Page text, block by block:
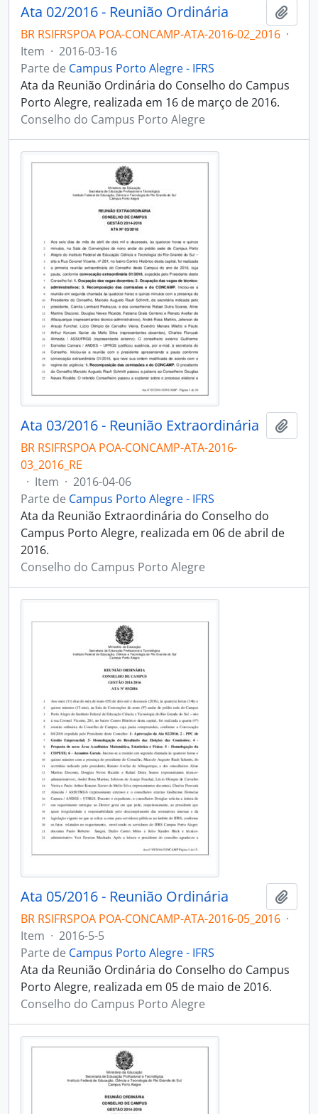
Ata 02/2016 - Reunião Ordinária
BR RSIFRSPOA POA-CONCAMP-ATA-2016-02_2016 ·
Item · 2016-03-16
Parte de Campus Porto Alegre - IFRS
Ata da Reunião Ordinária do Conselho do Campus
Porto Alegre, realizada em 16 de março de 2016.
Conselho do Campus Porto Alegre
Ata 03/2016 - Reunião Extraordinária
BR RSIFRSPOA POA-CONCAMP-ATA-2016-
03_2016_RE
· Item · 2016-04-06
Parte de Campus Porto Alegre - IFRS
Ata da Reunião Extraordinária do Conselho do
Campus Porto Alegre, realizada em 06 de abril de
2016.
Conselho do Campus Porto Alegre
Ata 05/2016 - Reunião Ordinária
BR RSIFRSPOA POA-CONCAMP-ATA-2016-05_2016 ·
Item · 2016-5-5
Parte de Campus Porto Alegre - IFRS
Ata da Reunião Ordinária do Conselho do Campus
Porto Alegre, realizada em 05 de maio de 2016.
Conselho do Campus Porto Alegre